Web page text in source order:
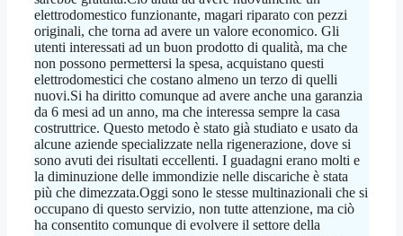
elettrodomestico funzionante, magari riparato con pezzi
originali, che torna ad avere un valore economico. Gli
utenti interessati ad un buon prodotto di qualità, ma che
non possono permettersi la spesa, acquistano questi
elettrodomestici che costano almeno un terzo di quelli
nuovi.Si ha diritto comunque ad avere anche una garanzia
da 6 mesi ad un anno, ma che interessa sempre la casa
costruttrice. Questo metodo è stato già studiato e usato da
alcune aziende specializzate nella rigenerazione, dove si
sono avuti dei risultati eccellenti. I guadagni erano molti e
la diminuzione delle immondizie nelle discariche è stata
più che dimezzata.Oggi sono le stesse multinazionali che si
occupano di questo servizio, non tutte attenzione, ma ciò
ha consentito comunque di evolvere il settore della